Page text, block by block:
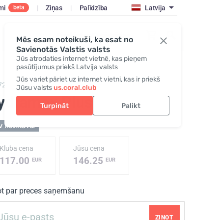
Mēs esam noteikuši, ka esat no
Savienotās Valstis valsts
Jūs atrodaties internet vietnē, kas pieņem
pasūtījumus priekš Latvija valsts
Jūs variet pāriet uz internet vietni, kas ir priekš
Jūsu valstsus.coral.club
Turpināt Palikt
beta | Ziņas | Palīdzība Latvija
Pieslēgties/Reģistrēties
Hydramax Plus
Plus
noliktavā!
cena
EUR
Jūsu cena
146.25 EUR
par preces saņemšanu
ZIŅOT